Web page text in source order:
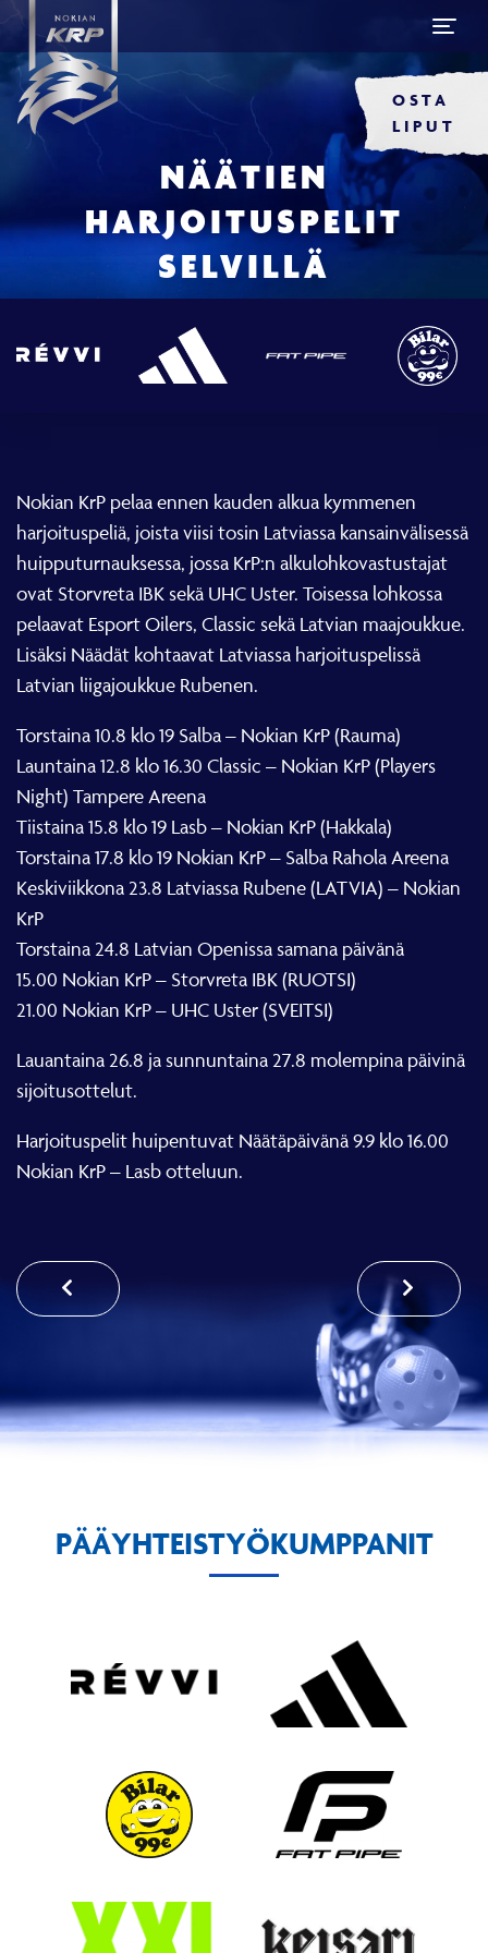
OSTA
LIPUT
NÄÄTIEN
HARJOITUSPELIT
SELVILLÄ
Nokian KrP pelaa ennen kauden alkua kymmenen
harjoituspeliä, joista viisi tosin Latviassa kansainvälisessä
huipputurnauksessa, jossa KrP:n alkulohkovastustajat
ovat Storvreta IBK sekä UHC Uster. Toisessa lohkossa
pelaavat Esport Oilers, Classic sekä Latvian maajoukkue.
Lisäksi Näädät kohtaavat Latviassa harjoituspelissä
Latvian liigajoukkue Rubenen.
Torstaina 10.8 klo 19 Salba – Nokian KrP (Rauma)
Launtaina 12.8 klo 16.30 Classic – Nokian KrP (Players
Night) Tampere Areena
Tiistaina 15.8 klo 19 Lasb – Nokian KrP (Hakkala)
Torstaina 17.8 klo 19 Nokian KrP – Salba Rahola Areena
Keskiviikkona 23.8 Latviassa Rubene (LATVIA) – Nokian
KrP
Torstaina 24.8 Latvian Openissa samana päivänä
15.00 Nokian KrP – Storvreta IBK (RUOTSI)
21.00 Nokian KrP – UHC Uster (SVEITSI)
Lauantaina 26.8 ja sunnuntaina 27.8 molempina päivinä
sijoitusottelut.
Harjoituspelit huipentuvat Näätäpäivänä 9.9 klo 16.00
Nokian KrP – Lasb otteluun.
PÄÄYHTEISTYÖKUMPPANIT